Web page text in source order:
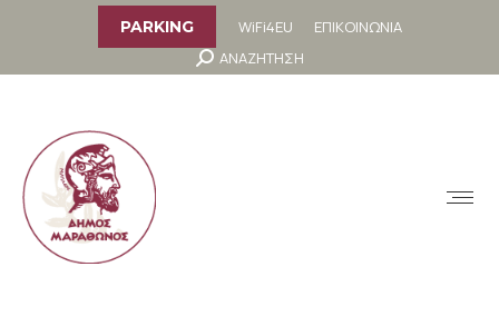
PARKING WiFi4EU
ΕΠΙΚΟΙΝΩΝΙΑ
Search:
ΑΝΑΖΗΤΗΣΗ